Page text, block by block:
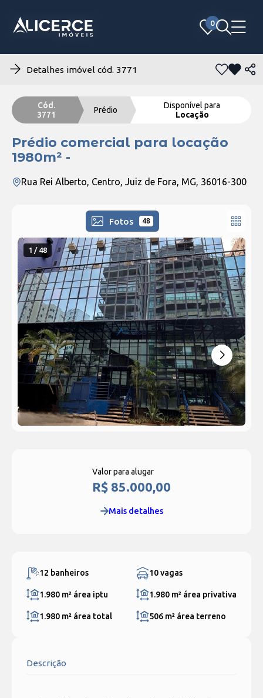
0
0
Detalhes imóvel cód. 3771
Cód.
3771
Prédio
Disponível para
Locação
Prédio comercial para locação
1980m² -
Rua Rei Alberto, Centro, Juiz de Fora, MG, 36016-300
Fotos 48
1 / 48
Valor para alugar
R$ 85.000,00
Mais detalhes
12 banheiros 10 vagas
1.980 m² área iptu 1.980 m² área privativa
1.980 m² área total 506 m² área terreno
Descrição